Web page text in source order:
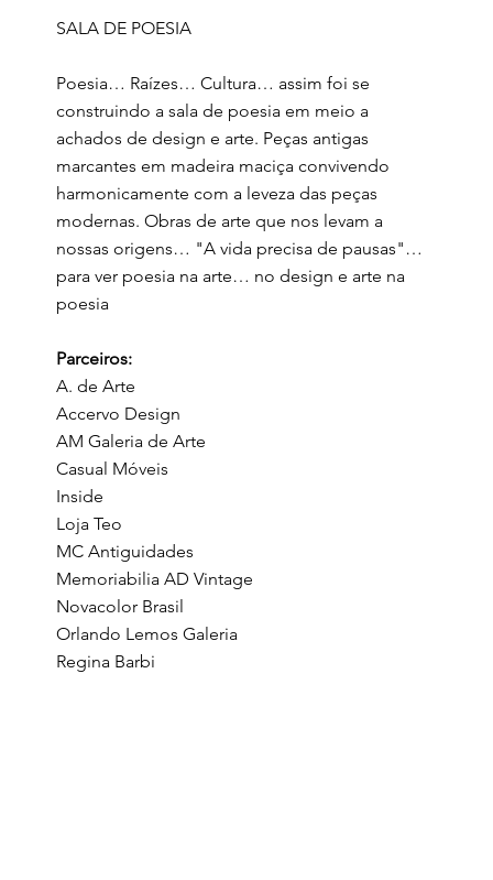
SALA DE POESIA
Poesia… Raízes… Cultura… assim foi se
construindo a sala de poesia em meio a
achados de design e arte. Peças antigas
marcantes em madeira maciça convivendo
harmonicamente com a leveza das peças
modernas. Obras de arte que nos levam a
nossas origens… "A vida precisa de pausas"…
para ver poesia na arte… no design e arte na
poesia
Parceiros:
A. de Arte
Accervo Design
AM Galeria de Arte
Casual Móveis
Inside
Loja Teo
MC Antiguidades
Memoriabilia AD Vintage
Novacolor Brasil
Orlando Lemos Galeria
Regina Barbi